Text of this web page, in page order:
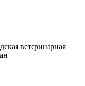
ветеринарная